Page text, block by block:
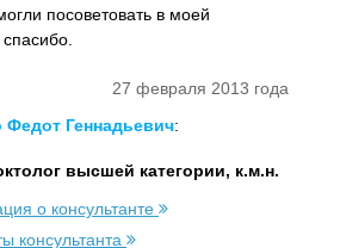
посоветовать в моей
27 февраля 2013 года
Федот Геннадьевич:
высшей категории, к.м.н.
о консультанте
консультанта